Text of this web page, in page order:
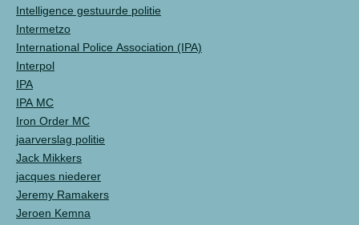
Intelligence gestuurde politie
Intermetzo
International Police Association (IPA)
Interpol
IPA
IPA MC
Iron Order MC
jaarverslag politie
Jack Mikkers
jacques niederer
Jeremy Ramakers
Jeroen Kemna